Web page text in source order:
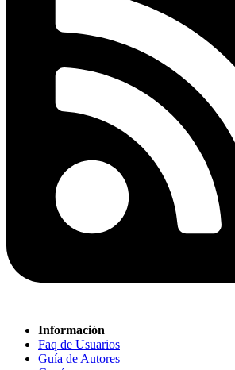
Información
Faq de Usuarios
Guía de Autores